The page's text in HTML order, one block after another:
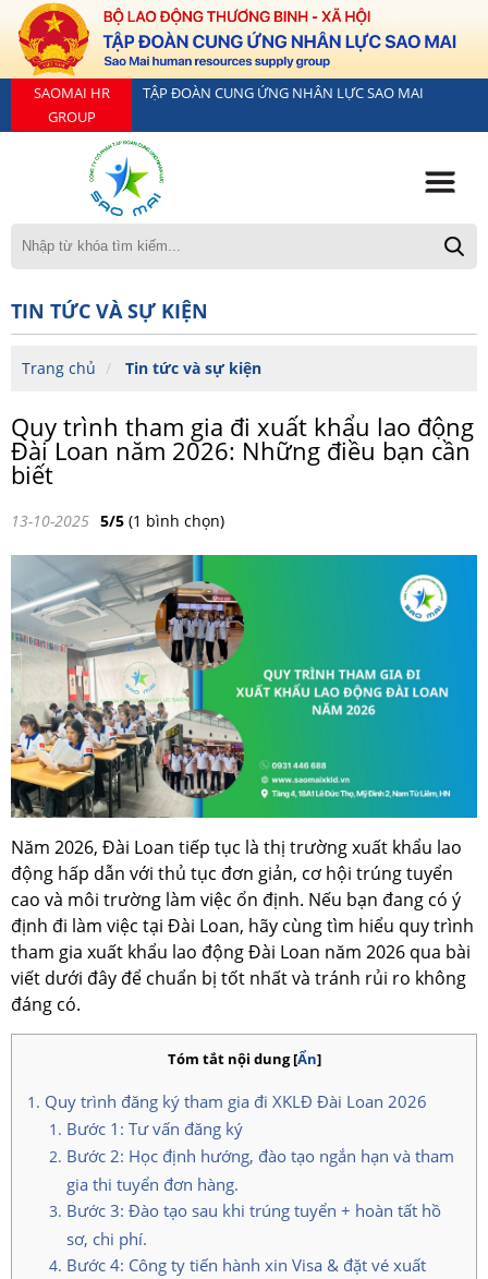
SAOMAI HR
GROUP
TẬP ĐOÀN CUNG ỨNG NHÂN LỰC SAO MAI
TIN TỨC VÀ SỰ KIỆN
Trang chủ Tin tức và sự kiện
Quy trình tham gia đi xuất khẩu lao động
Đài Loan năm 2026: Những điều bạn cần
biết
13-10-2025 5/5 (1 bình chọn)
Năm 2026, Đài Loan tiếp tục là thị trường xuất khẩu lao
động hấp dẫn với thủ tục đơn giản, cơ hội trúng tuyển
cao và môi trường làm việc ổn định. Nếu bạn đang có ý
định đi làm việc tại Đài Loan, hãy cùng tìm hiểu quy trình
tham gia xuất khẩu lao động Đài Loan năm 2026 qua bài
viết dưới đây để chuẩn bị tốt nhất và tránh rủi ro không
đáng có.
Tóm tắt nội dung[Ẩn]
Quy trình đăng ký tham gia đi XKLĐ Đài Loan 2026
Bước 1: Tư vấn đăng ký
Bước 2: Học định hướng, đào tạo ngắn hạn và tham
gia thi tuyển đơn hàng.
Bước 3: Đào tạo sau khi trúng tuyển + hoàn tất hồ
sơ, chi phí.
Bước 4: Công ty tiến hành xin Visa & đặt vé xuất